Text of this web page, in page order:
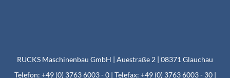
RUCKS Maschinenbau GmbH | Auestraße 2 | 08371 Glauchau
Telefon: +49 (0) 3763 6003 - 0 | Telefax: +49 (0) 3763 6003 - 30 |